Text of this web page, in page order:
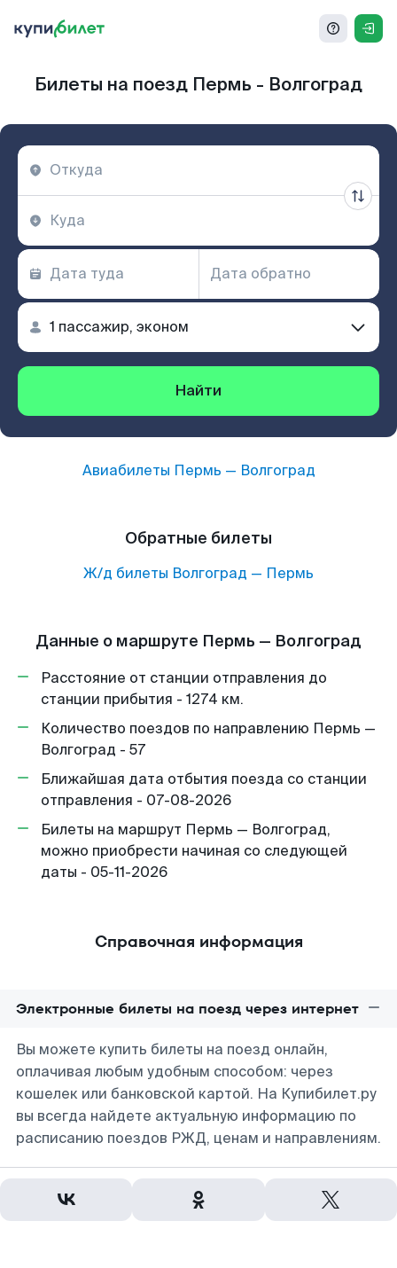
Билеты на поезд Пермь - Волгоград
Найти
Авиабилеты Пермь — Волгоград
Обратные билеты
Ж/д билеты Волгоград — Пермь
Данные о маршруте Пермь — Волгоград
Расстояние от станции отправления до
станции прибытия - 1274 км.
Количество поездов по направлению Пермь —
Волгоград - 57
Ближайшая дата отбытия поезда со станции
отправления - 07-08-2026
Билеты на маршрут Пермь — Волгоград,
можно приобрести начиная со следующей
даты - 05-11-2026
Справочная информация
Электронные билеты на поезд через интернет
Вы можете купить билеты на поезд онлайн,
оплачивая любым удобным способом: через
кошелек или банковской картой. На Купибилет.ру
вы всегда найдете актуальную информацию по
расписанию поездов РЖД, ценам и направлениям.